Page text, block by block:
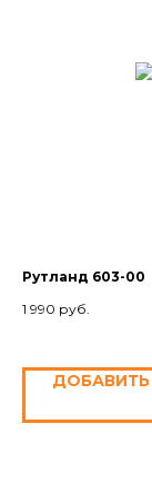
Рутланд 603-00
1 990 руб.
ДОБАВИТЬ